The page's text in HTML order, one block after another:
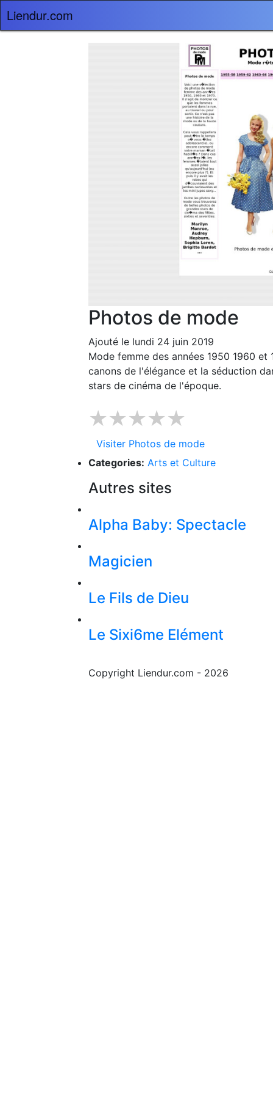
Liendur.com
Photos de mode
Ajouté le lundi 24 juin 2019
Mode femme des années 1950 1960
canons de l'élégance et la séduction
stars de cinéma de l'époque.
★★★★★
Visiter Photos de mode
Categories: Arts et Culture
Autres sites
Alpha Baby: Spectacle
Magicien
Le Fils de Dieu
Le Sixi6me Elément
Copyright Liendur.com - 2026